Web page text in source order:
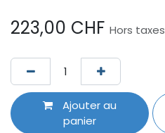
223,00 CHF Hors taxes
Ajouter au
panier